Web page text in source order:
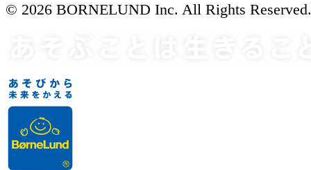
© 2026 BORNELUND Inc. All Rights Reserved.